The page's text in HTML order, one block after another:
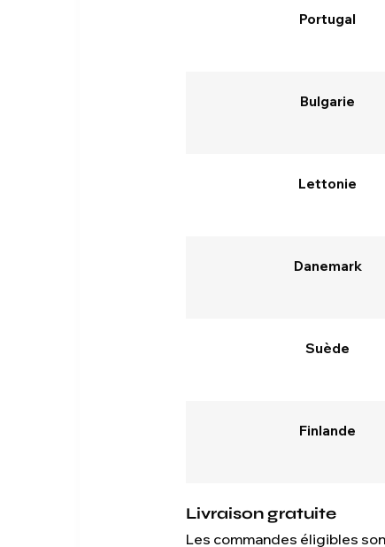
Portugal
Bulgarie
Lettonie
Danemark
Suède
Finlande
Livraison gratuite
Les commandes éligibles